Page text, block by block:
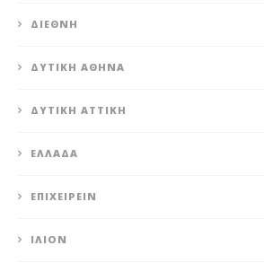
ΔΙΕΘΝΉ
ΔΥΤΙΚΉ ΑΘΉΝΑ
ΔΥΤΙΚΉ ΑΤΤΙΚΉ
ΕΛΛΆΔΑ
ΕΠΙΧΕΙΡΕΊΝ
ΊΛΙΟΝ